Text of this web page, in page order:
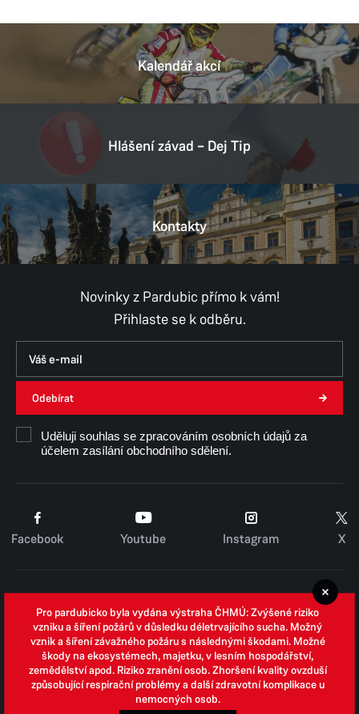
Kalendář akcí
Hlášení závad – Dej Tip
Kontakty
Novinky z Pardubic přímo k vám!
Přihlaste se k odběru.
Odebírat
Uděluji souhlas se zpracováním osobních údajů za
účelem zasílání obchodního sdělení.
Facebook Youtube Instagram X
Zpracování osobních údajů
Whistleblowing
Open data
Povinně zveřejňované informace
Pro pardubicko byla vydána výstraha ČHMÚ: Zvýšené riziko
vzniku a šíření požárů v důsledku déletrvajícího sucha. Možný
vznik a šíření závažného požáru s následnými škodami. Možné
škody na ekosystémech, majetku, v lesním hospodářství,
zemědělství apod. Riziko zranění osob. Zhoršení kvality ovzduší
způsobující respirační problémy a další zdravotní komplikace u
nemocných osob.